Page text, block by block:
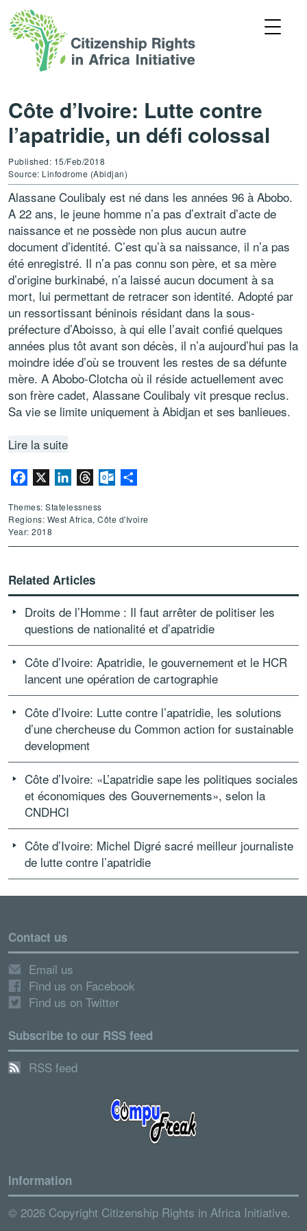
Côte d’Ivoire: Lutte contre
l’apatridie, un défi colossal
Published: 15/Feb/2018
Source: Linfodrome (Abidjan)
Alassane Coulibaly est né dans les années 96 à Abobo.
A 22 ans, le jeune homme n’a pas d’extrait d’acte de
naissance et ne possède non plus aucun autre
document d’identité. C’est qu’à sa naissance, il n’a pas
été enregistré. Il n’a pas connu son père, et sa mère
d’origine burkinabé, n’a laissé aucun document à sa
mort, lui permettant de retracer son identité. Adopté par
un ressortissant béninois résidant dans la sous-
préfecture d’Aboisso, à qui elle l’avait confié quelques
années plus tôt avant son décès, il n’a aujourd’hui pas la
moindre idée d’où se trouvent les restes de sa défunte
mère. A Abobo-Clotcha où il réside actuellement avec
son frère cadet, Alassane Coulibaly vit presque reclus.
Sa vie se limite uniquement à Abidjan et ses banlieues.
Lire la suite
Facebook LinkedInThreadsOutlook.com
Themes: Statelessness
Regions: West Africa, Côte d'Ivoire
Year: 2018
Related Articles
Droits de l’Homme : Il faut arrêter de politiser les
questions de nationalité et d’apatridie
Côte d’Ivoire: Apatridie, le gouvernement et le HCR
lancent une opération de cartographie
Côte d’Ivoire: Lutte contre l’apatridie, les solutions
d’une chercheuse du Common action for sustainable
development
Côte d’Ivoire: «L’apatridie sape les politiques sociales
et économiques des Gouvernements», selon la
CNDHCI
Côte d’Ivoire: Michel Digré sacré meilleur journaliste
de lutte contre l’apatridie
Contact us
Email us
Find us on Facebook
Find us on Twitter
Subscribe to our RSS feed
RSS feed
Information
© 2026 Copyright Citizenship Rights in Africa Initiative.